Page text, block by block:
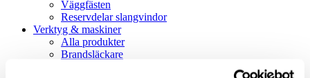
Väggfästen
Reservdelar slangvindor
Verktyg & maskiner
Alla produkter
Brandsläckare